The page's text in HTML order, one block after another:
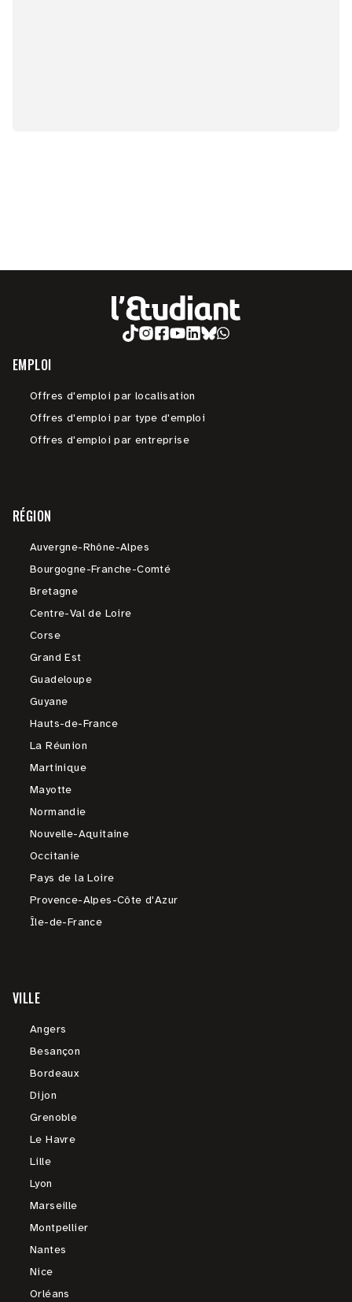
EMPLOI
Offres d'emploi par localisation
Offres d'emploi par type d'emploi
Offres d'emploi par entreprise
RÉGION
Auvergne-Rhône-Alpes
Bourgogne-Franche-Comté
Bretagne
Centre-Val de Loire
Corse
Grand Est
Guadeloupe
Guyane
Hauts-de-France
La Réunion
Martinique
Mayotte
Normandie
Nouvelle-Aquitaine
Occitanie
Pays de la Loire
Provence-Alpes-Côte d'Azur
Île-de-France
VILLE
Angers
Besançon
Bordeaux
Dijon
Grenoble
Le Havre
Lille
Lyon
Marseille
Montpellier
Nantes
Nice
Orléans